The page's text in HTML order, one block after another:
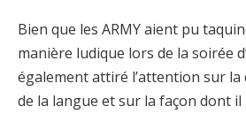
Bien que les ARMY aient pu
manière ludique lors de la soirée
également attiré l’attention sur
de la langue et sur la façon dont